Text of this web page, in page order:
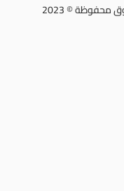
محفوظة © 2023